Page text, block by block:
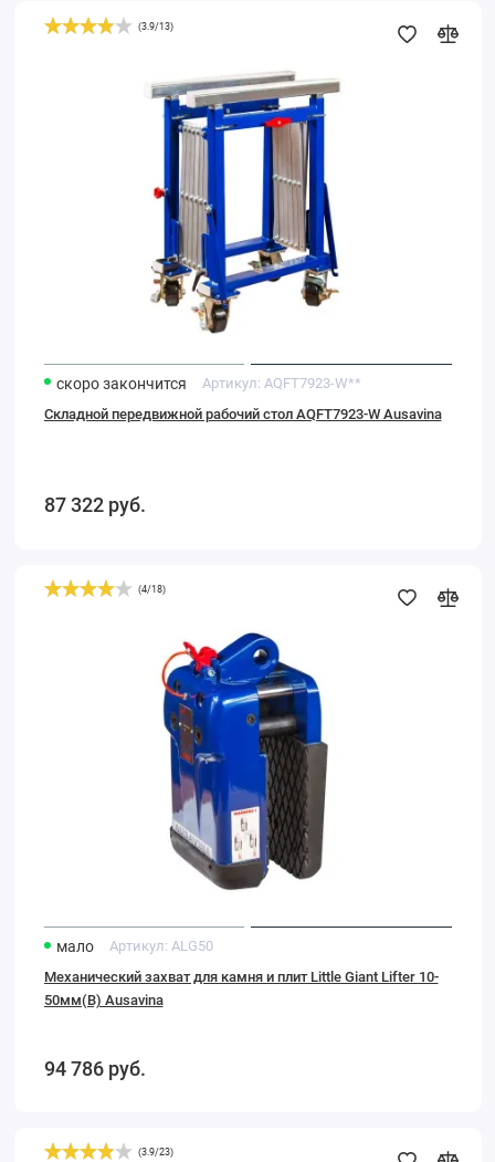
Складной
(3.9/13)
скоро закончится Артикул: AQFT7923-W**
Складной передвижной рабочий стол AQFT7923-W Ausavina
87 322 руб.
Механический
(4/18)
мало Артикул: ALG50
Механический захват для камня и плит Little Giant Lifter 10-
50мм(B) Ausavina
94 786 руб.
(3.9/23)